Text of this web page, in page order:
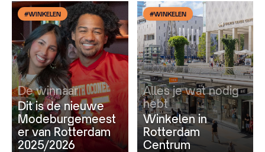
#WINKELEN
De winnaar
Dit is de nieuwe
Modeburgemeest
er van Rotterdam
2025/2026
#WINKELEN
Alles je wat nodig
hebt
Winkelen in
Rotterdam
Centrum